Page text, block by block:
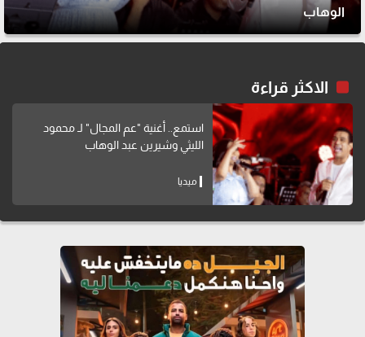
الوهاب
الاكثر قراءة
استمع.. أغنية "عم المجال" لـ محمود
الليثي وشيرين عبد الوهاب
ميديا